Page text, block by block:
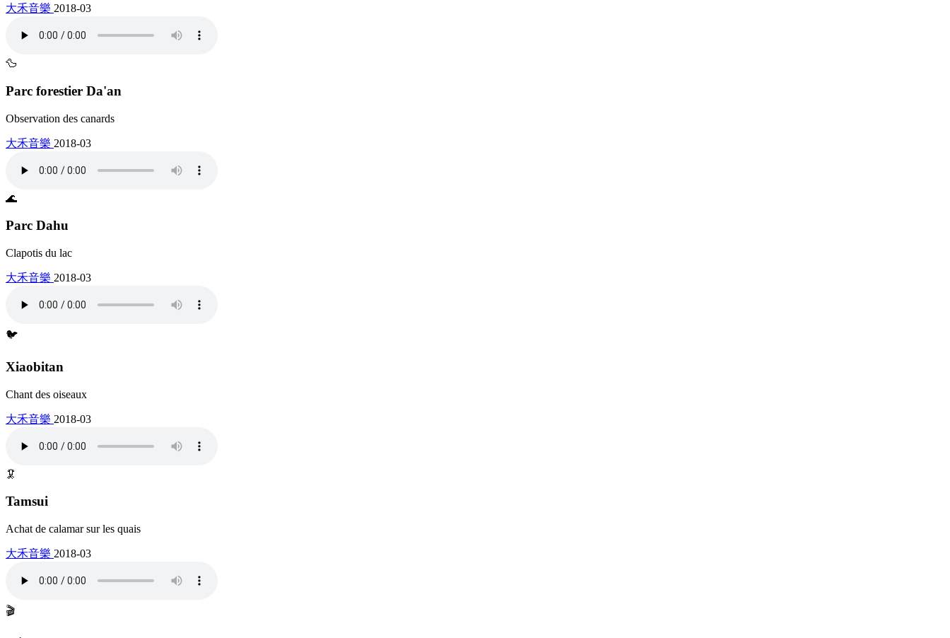
大禾音樂 2018-03
🦆
Parc forestier Da'an
Observation des canards
大禾音樂 2018-03
🌊
Parc Dahu
Clapotis du lac
大禾音樂 2018-03
🐦
Xiaobitan
Chant des oiseaux
大禾音樂 2018-03
🦑
Tamsui
Achat de calamar sur les quais
大禾音樂 2018-03
🎬